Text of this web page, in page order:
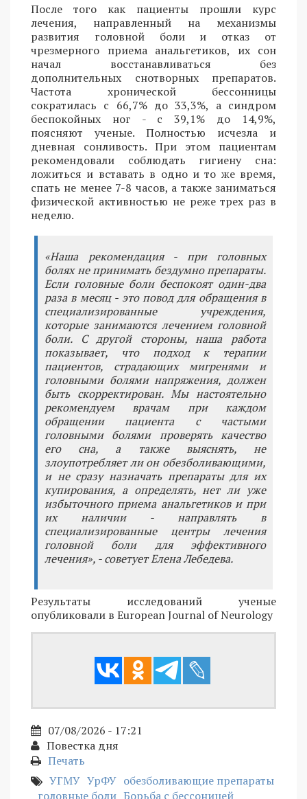
После того как пациенты прошли курс
лечения, направленный на механизмы
развития головной боли и отказ от
чрезмерного приема анальгетиков, их сон
начал восстанавливаться без
дополнительных снотворных препаратов.
Частота хронической бессонницы
сократилась с 66,7% до 33,3%, а синдром
беспокойных ног - с 39,1% до 14,9%,
поясняют ученые. Полностью исчезла и
дневная сонливость. При этом пациентам
рекомендовали соблюдать гигиену сна:
ложиться и вставать в одно и то же время,
спать не менее 7-8 часов, а также заниматься
физической активностью не реже трех раз в
неделю.
«Наша рекомендация - при головных
болях не принимать бездумно препараты.
Если головные боли беспокоят один-два
раза в месяц - это повод для обращения в
специализированные учреждения,
которые занимаются лечением головной
боли. С другой стороны, наша работа
показывает, что подход к терапии
пациентов, страдающих мигренями и
головными болями напряжения, должен
быть скорректирован. Мы настоятельно
рекомендуем врачам при каждом
обращении пациента с частыми
головными болями проверять качество
его сна, а также выяснять, не
злоупотребляет ли он обезболивающими,
и не сразу назначать препараты для их
купирования, а определять, нет ли уже
избыточного приема анальгетиков и при
их наличии - направлять в
специализированные центры лечения
головной боли для эффективного
лечения», - советует Елена Лебедева.
Результаты исследований ученые
опубликовали в European Journal of Neurology
07/08/2026 - 17:21
Повестка дня
Печать
УГМУ УрФУ обезболивающие препараты
головные боли Борьба с бессоницей